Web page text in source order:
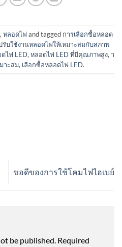
, หลอดไฟ and tagged การเลือกซื้อหลอด
รับใช้งานหลอดไฟให้เหมาะสมกับสภาพ
ไฟ LED, หลอดไฟ LED ที่มีคุณภาพสูง, า
าะสม, เลือกซื้อหลอดไฟ LED.
ขอดีของการใช้โคมไฟไฮเบย์
be published. Required